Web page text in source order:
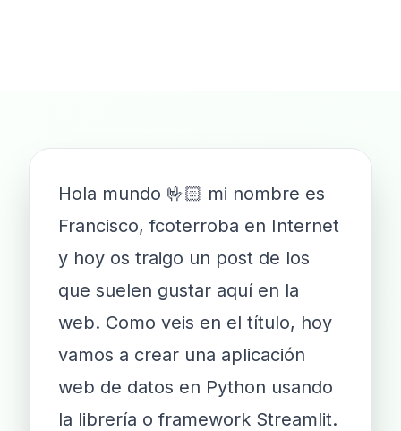
Hola mundo 🤟🏻 mi nombre es
Francisco, fcoterroba en Internet
y hoy os traigo un post de los
que suelen gustar aquí en la
web. Como veis en el título, hoy
vamos a crear una aplicación
web de datos en Python usando
la librería o framework Streamlit.